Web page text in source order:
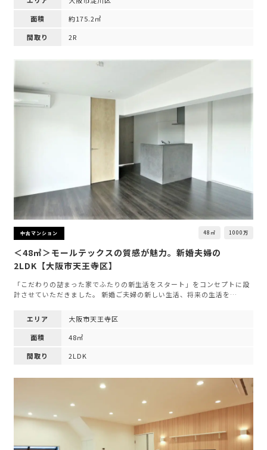
面積
約175.2㎡
間取り
2R
中古マンション 48㎡ 1000万
＜48㎡＞モールテックスの質感が魅力。新婚夫婦の
2LDK【大阪市天王寺区】
「こだわりの詰まった家でふたりの新生活をスタート」をコンセプトに設
計させていただきました。 新婚ご夫婦の新しい生活、将来の生活を…
エリア
大阪市天王寺区
面積
48㎡
間取り
2LDK